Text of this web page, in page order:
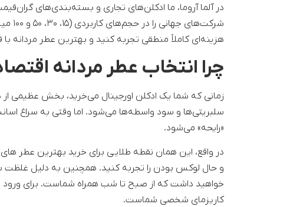
در آلما آروما، ما ادکلن‌های تجاری و بسته‌بندی‌های
هزینه‌ای کاملاً منطقی تجربه کنید و بهترین عطر مردانه
چرا انتخاب عطر مردانه
زمانی که شما یک ادکلن اورجینال می‌خرید، بخش عظیمی
سلبریتی‌ها و سود واسطه‌ها می‌شود. اما وقتی به سراغ
«رایحه» می‌شود.
در واقع، این همان نقطه طلایی برای خرید بهترین عطر
و حال لوکس بودن را تجربه کنید. همچنین به دلیل غلظت
خواهید داشت که از صبح تا شب همراه شماست. برای ورود
کاریزمای شخصی شماست.